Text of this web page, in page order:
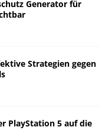
Generator für
Strategien gegen
PlayStation 5 auf die